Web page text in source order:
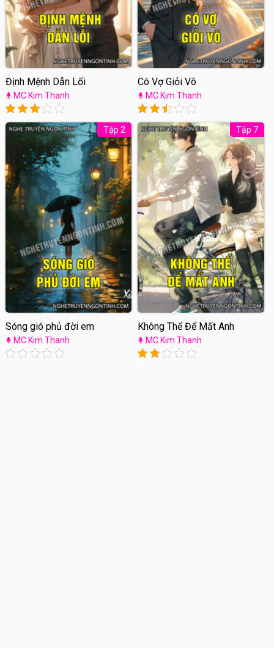
Định Mệnh Dẫn Lối
MC Kim Thanh
Cô Vợ Giỏi Võ
MC Kim Thanh
Sóng gió phủ đời em
MC Kim Thanh
Tập 2
Không Thể Để Mất Anh
MC Kim Thanh
Tập 7